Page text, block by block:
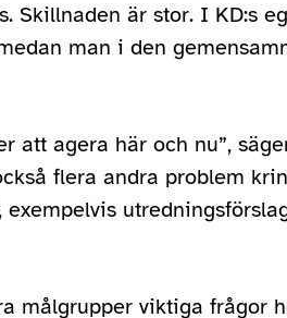
Skillnaden är stor. I KD:s
man i den
att agera här och nu”,
flera andra problem
målgrupper viktiga frågor